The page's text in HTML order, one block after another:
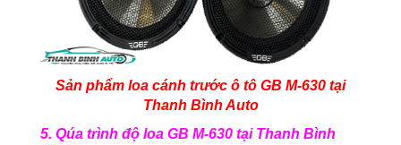
Sản phẩm loa cánh trước ô tô GB M-630 tại
Thanh Bình Auto
5. Qúa trình độ loa GB M-630 tại Thanh Bình